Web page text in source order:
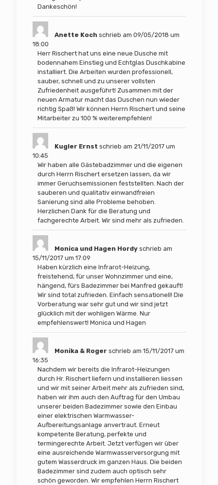
Dankeschön!
Anette Koch schrieb am 09/05/2018 um
18:00
Herr Rischert hat uns eine neue Dusche mit
bodennahem Einstieg und Echtglas Duschkabine
installiert. Die Arbeiten wurden professionell,
sauber, schnell und zu unserer vollsten
Zufriedenheit ausgeführt! Zusammen mit der
neuen Armatur macht das Duschen nun wieder
richtig Spaß! Wir können Herrn Rischert und seine
Mitarbeiter zu 100 % weiterempfehlen!
Kugler Ernst schrieb am 21/11/2017 um
10:45
Wir haben alle Gästebadzimmer und die eigenen
durch Herrn Rischert ersetzen lassen, da wir
immer Geruchsemissionen feststellten. Nach der
sauberen und qualitativ einwandfreien
Sanierung sind alle Probleme behoben.
Herzlichen Dank für die Beratung und
fachgerechte Arbeit. Wir sind mehr als zufrieden.
Monica und Hagen Hordy schrieb am
15/11/2017 um 17:09
Haben kürzlich eine Infrarot-Heizung,
freistehend, für unser Wohnzimmer und eine,
hängend, fürs Badezimmer bei Manfred gekauft!
Wir sind total zufrieden. Einfach sensationell! Die
Vorberatung war sehr gut und wir sind jetzt
glücklich mit der wohligen Wärme. Nur
empfehlenswert! Monica und Hagen
Monika & Roger schrieb am 15/11/2017 um
16:35
Nachdem wir bereits die Infrarot-Heizungen
durch Hr. Rischert liefern und installieren liessen
und wir mit seiner Arbeit mehr als zufrieden sind,
haben wir ihm auch den Auftrag für den Umbau
unserer beiden Badezimmer sowie den Einbau
einer elektrischen Warmwasser-
Aufbereitungsanlage anvertraut. Erneut
kompetente Beratung, perfekte und
termingerechte Arbeit. Jetzt verfügen wir über
eine ausreichende Warmwasserversorgung mit
gutem Wasserdruck im ganzen Haus. Die beiden
Badezimmer sind zudem auch optisch sehr
schön geworden. Wir empfehlen Herrn Rischert